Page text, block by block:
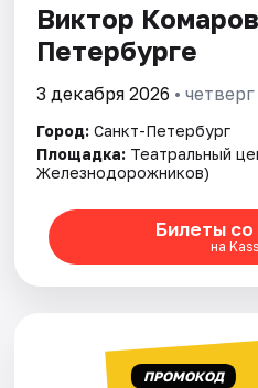
Виктор
Петербурге
3 декабря 2026 •
Город: Санкт-Петербург
Площадка: Театральный
Железнодорожников)
Билеты
на
ПРОМОКОД